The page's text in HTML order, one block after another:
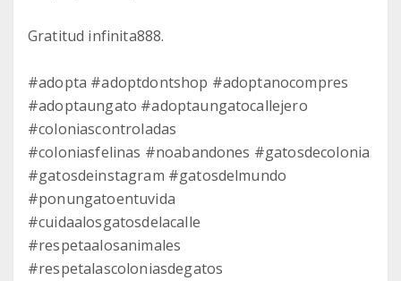
Gratitud infinita888.
#adopta #adoptdontshop #adoptanocompres
#adoptaungato #adoptaungatocallejero
#coloniascontroladas
#coloniasfelinas #noabandones #gatosdecolonia
#gatosdeinstagram #gatosdelmundo
#ponungatoentuvida
#cuidaalosgatosdelacalle
#respetaalosanimales
#respetalascoloniasdegatos